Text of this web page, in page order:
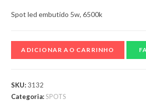
Spot led embutido 5w, 6500k
ADICIONAR AO CARRINHO
SKU: 3132
Categoria:SPOTS